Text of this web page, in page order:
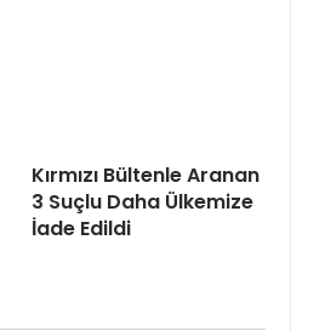
Kırmızı Bültenle Aranan
3 Suçlu Daha Ülkemize
İade Edildi